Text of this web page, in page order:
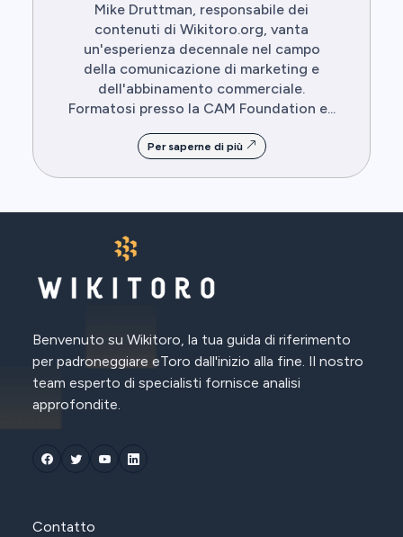
Mike Druttman, responsabile dei
contenuti di Wikitoro.org, vanta
un'esperienza decennale nel campo
della comunicazione di marketing e
dell'abbinamento commerciale.
Formatosi presso la CAM Foundation e...
Per saperne di più
Benvenuto su Wikitoro, la tua guida di riferimento
per padroneggiare eToro dall'inizio alla fine. Il nostro
team esperto di specialisti fornisce analisi
approfondite.
Contatto